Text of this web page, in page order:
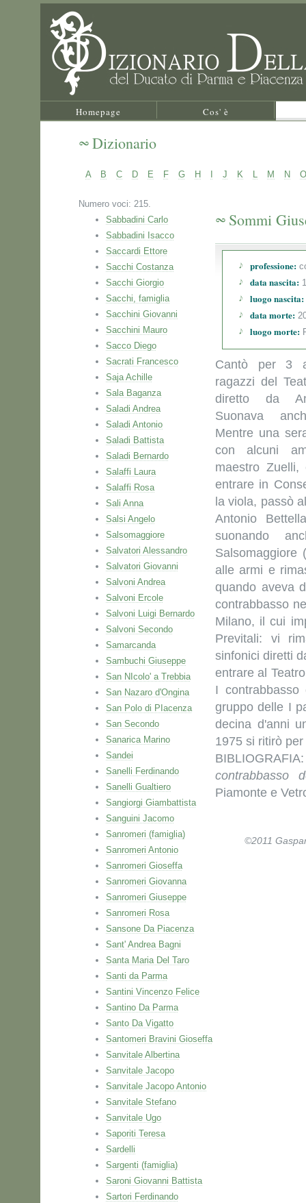
Homepage Cos' è
Dizionario
A B C D E F G H J K L M N O
Numero voci: 215.
Sabbadini Carlo
Sabbadini Isacco
Saccardi Ettore
Sacchi Costanza
Sacchi Giorgio
Sacchi, famiglia
Sacchini Giovanni
Sacchini Mauro
Sacco Diego
Sacrati Francesco
Saja Achille
Sala Baganza
Saladi Andrea
Saladi Antonio
Saladi Battista
Saladi Bernardo
Salaffi Laura
Salaffi Rosa
Sali Anna
Salsi Angelo
Salsomaggiore
Salvatori Alessandro
Salvatori Giovanni
Salvoni Andrea
Salvoni Ercole
Salvoni Luigi Bernardo
Salvoni Secondo
Samarcanda
Sambuchi Giuseppe
San NIcolo' a Trebbia
San Nazaro d'Ongina
San Polo di PIacenza
San Secondo
Sanarica Marino
Sandei
Sanelli Ferdinando
Sanelli Gualtiero
Sangiorgi Giambattista
Sanguini Jacomo
Sanromeri (famiglia)
Sanromeri Antonio
Sanromeri Gioseffa
Sanromeri Giovanna
Sanromeri Giuseppe
Sanromeri Rosa
Sansone Da Piacenza
Sant' Andrea Bagni
Santa Maria Del Taro
Santi da Parma
Santini Vincenzo Felice
Santino Da Parma
Santo Da Vigatto
Santomeri Bravini Gioseffa
Sanvitale Albertina
Sanvitale Jacopo
Sanvitale Jacopo Antonio
Sanvitale Stefano
Sanvitale Ugo
Saporiti Teresa
Sardelli
Sargenti (famiglia)
Saroni Giovanni Battista
Sartori Ferdinando
Sommi
professione:
data nascita:
luogo nascita:
data morte:
luogo morte:
Cantò per 3
ragazzi del
diretto da
Suonava
Mentre una
con alcuni
maestro
entrare in
la viola, passò
Antonio
suonando
alle armi e
quando aveva
contrabbasso
Milano, il cui
Previtali: vi
sinfonici diretti
entrare al
I
gruppo delle I
decina d'anni
1975 si ritirò
contrabbasso
Piamonte e
©2011